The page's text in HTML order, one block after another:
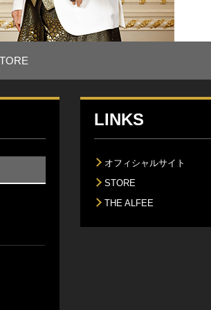
LINKS
オフィシャルサイト
STORE
THE ALFEE